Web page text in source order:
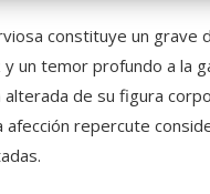
constituye un
un temor profundo a la
alterada de su figura
afección repercute